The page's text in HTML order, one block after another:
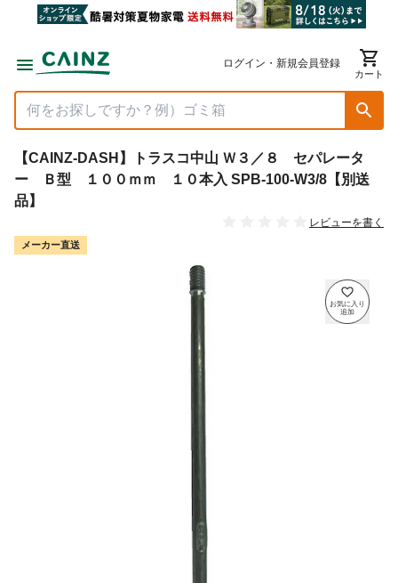
ログイン・新規会員登録
カート
【CAINZ-DASH】トラスコ中山 Ｗ３／８ セパレータ
ー Ｂ型 １００ｍｍ １０本入 SPB-100-W3/8【別送
品】
レビューを書く
メーカー直送